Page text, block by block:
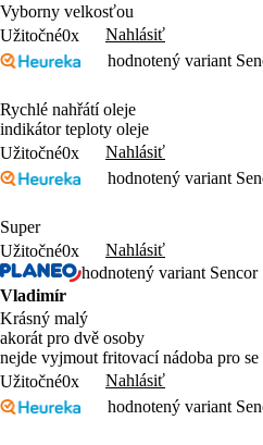
Vyborny velkosťou
Užitočné0x
Nahlásiť
hodnotený variant
Rychlé nahřátí oleje
indikátor teploty oleje
Užitočné0x
Nahlásiť
hodnotený variant
Super
Užitočné0x
Nahlásiť
hodnotený variant Sencor
Vladimír
Krásný malý
akorát pro dvě osoby
nejde vyjmout fritovací nádoba pro se
Užitočné0x
Nahlásiť
hodnotený variant